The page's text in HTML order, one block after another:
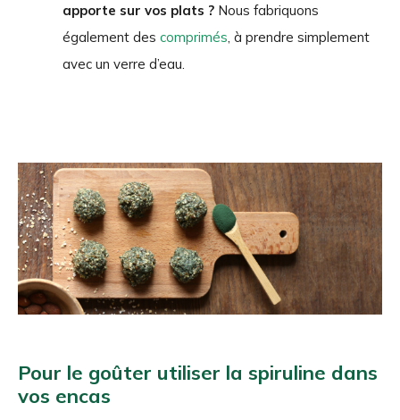
apporte sur vos plats ? Nous fabriquons
également des comprimés, à prendre simplement
avec un verre d’eau.
Pour le goûter utiliser la spiruline dans
vos encas